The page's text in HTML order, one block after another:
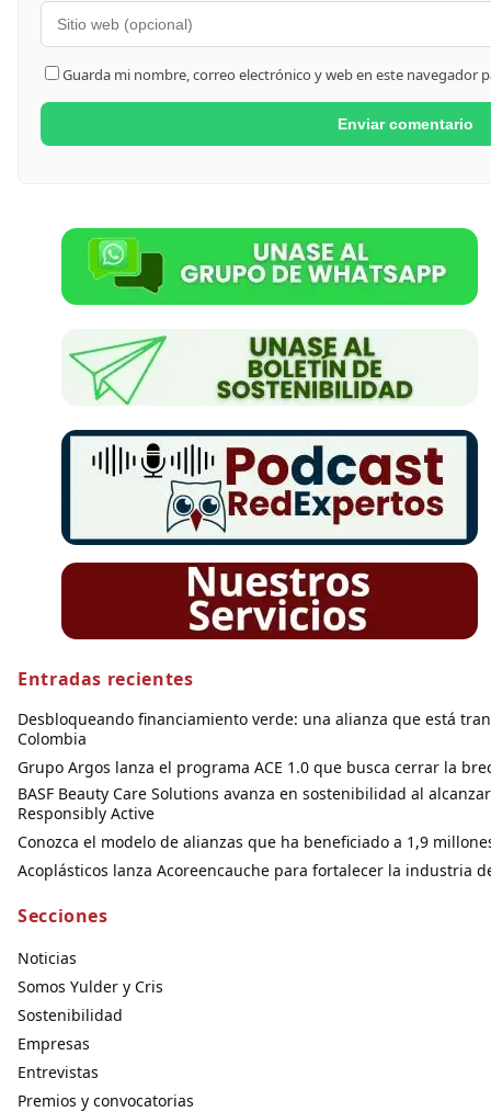
Guarda mi nombre, correo electrónico y web en este navegador
Entradas recientes
Desbloqueando financiamiento verde: una alianza que está
Colombia
Grupo Argos lanza el programa ACE 1.0 que busca cerrar la
BASF Beauty Care Solutions avanza en sostenibilidad al
Responsibly Active
Conozca el modelo de alianzas que ha beneficiado a 1,9
Acoplásticos lanza Acoreencauche para fortalecer la industria
Secciones
Noticias
Somos Yulder y Cris
Sostenibilidad
Empresas
Entrevistas
Premios y convocatorias